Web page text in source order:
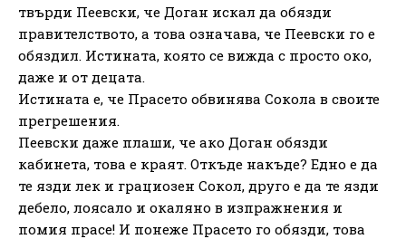
твърди Пеевски, че Доган искал да обязди
правителството, а това означава, че Пеевски го е
обяздил. Истината, която се вижда с просто око,
даже и от децата.
Истината е, че Прасето обвинява Сокола в своите
прегрешения.
Пеевски даже плаши, че ако Доган обязди
кабинета, това е краят. Откъде накъде? Едно е да
те язди лек и грациозен Сокол, друго е да те язди
дебело, лоясало и окаляно в изпражнения и
помия прасе! И понеже Прасето го обязди, това